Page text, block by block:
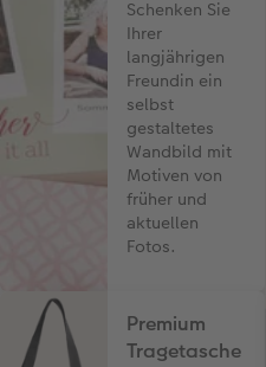
Schenken Sie
Ihrer
langjährigen
Freundin ein
selbst
gestaltetes
Wandbild mit
Motiven von
früher und
aktuellen
Fotos.
Premium
Tragetasche